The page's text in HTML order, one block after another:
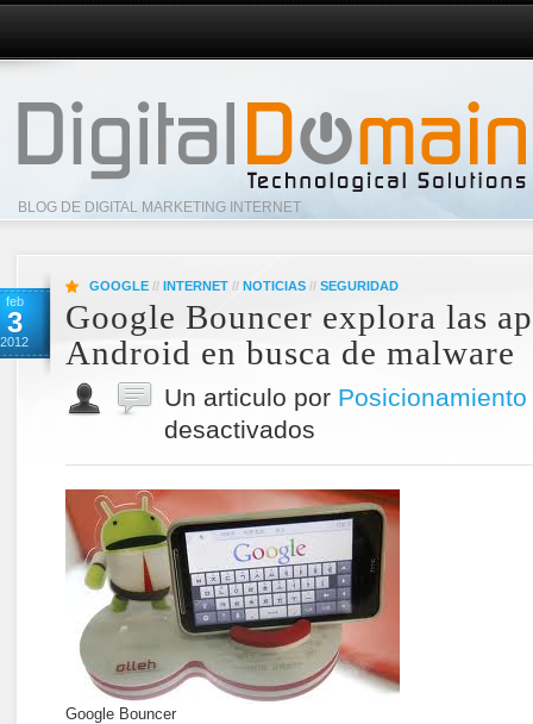
BLOG DE DIGITAL MARKETING INTERNET
feb
3
2012
GOOGLE // INTERNET // NOTICIAS // SEGURIDAD
Google Bouncer explora las
Android en busca de malware
Un articulo por Posicionamiento
desactivados
Google Bouncer